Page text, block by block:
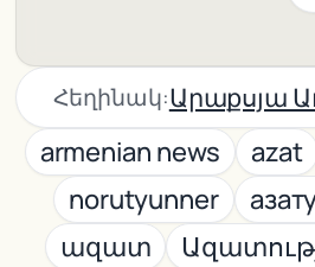
Հեղինակ:Արաքսյա
armenian news azat
norutyunner
ազատ